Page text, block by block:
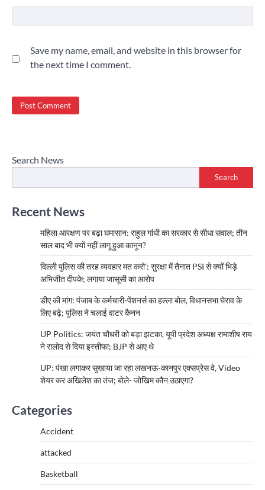
Save my name, email, and website in this browser for
the next time I comment.
Search News
Search
Recent News
महिला आरक्षण पर बढ़ा घमासान: राहुल गांधी का सरकार से सीधा सवाल; तीन
साल बाद भी क्यों नहीं लागू हुआ कानून?
दिल्ली पुलिस की तरह व्यवहार मत करो’: सुरक्षा में तैनात PSI से क्यों भिड़े
अभिजीत दीपके; लगाया जासूसी का आरोप
डीए की मांग: पंजाब के कर्मचारी-पेंशनर्स का हल्ला बोल, विधानसभा घेराव के
लिए बढ़े; पुलिस ने चलाई वाटर कैनन
UP Politics: जयंत चौधरी को बड़ा झटका, यूपी प्रदेश अध्यक्ष रामाशीष राय
ने रालोद से दिया इस्तीफा; BJP से आए थे
UP: पंखा लगाकर सुखाया जा रहा लखनऊ-कानपुर एक्सप्रेस वे, Video
शेयर कर अखिलेश का तंज; बोले- जोखिम कौन उठाएगा?
Categories
Accident
attacked
Basketball